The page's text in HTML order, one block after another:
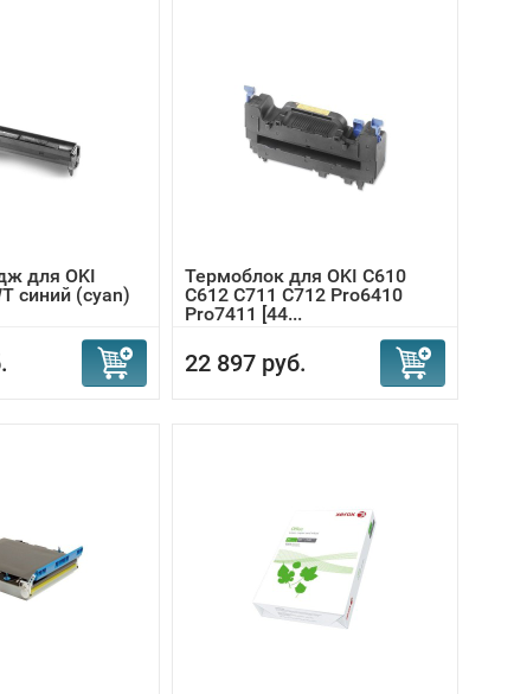
для OKI
синий (cyan)
Термоблок для OKI C610
C612 C711 C712 Pro6410
Pro7411 [44...
22 897 руб.